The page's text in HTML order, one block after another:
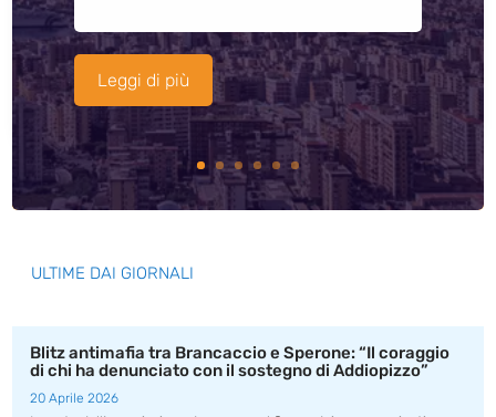
Leggi di più
ULTIME DAI GIORNALI
Blitz antimafia tra Brancaccio e Sperone: “Il coraggio
di chi ha denunciato con il sostegno di Addiopizzo”
20 Aprile 2026